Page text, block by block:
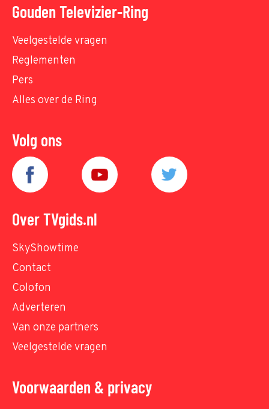
Gouden Televizier-Ring
Veelgestelde vragen
Reglementen
Pers
Alles over de Ring
Volg ons
Over TVgids.nl
SkyShowtime
Contact
Colofon
Adverteren
Van onze partners
Veelgestelde vragen
Voorwaarden & privacy